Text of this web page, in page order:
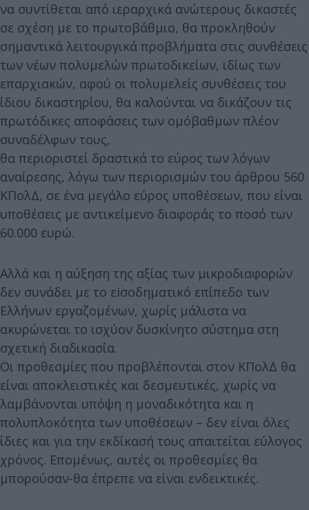
να συντίθεται από ιεραρχικά ανώτερους δικαστές
σε σχέση με το πρωτοβάθμιο, θα προκληθούν
σημαντικά λειτουργικά προβλήματα στις συνθέσεις
των νέων πολυμελών πρωτοδικείων, ιδίως των
επαρχιακών, αφού οι πολυμελείς συνθέσεις του
ίδιου δικαστηρίου, θα καλούνται να δικάζουν τις
πρωτόδικες αποφάσεις των ομόβαθμων πλέον
συναδέλφων τους,
θα περιοριστεί δραστικά το εύρος των λόγων
αναίρεσης, λόγω των περιορισμών του άρθρου 560
ΚΠολΔ, σε ένα μεγάλο εύρος υποθέσεων, που είναι
υποθέσεις με αντικείμενο διαφοράς το ποσό των
60.000 ευρώ.
Αλλά και η αύξηση της αξίας των μικροδιαφορών
δεν συνάδει με το εiσοδηματικό επίπεδο των
Eλλήνων εργαζομένων, χωρίς μάλιστα να
ακυρώνεται το ισχύον δυσκίνητο σύστημα στη
σχετική διαδικασία.
Οι προθεσμίες που προβλέπονται στον ΚΠολΔ θα
είναι αποκλειστικές και δεσμευτικές, χωρίς να
λαμβάνονται υπόψη η μοναδικότητα και η
πολυπλοκότητα των υποθέσεων – δεν είναι όλες
ίδιες και για την εκδίκασή τους απαιτείται εύλογος
χρόνος. Επομένως, αυτές οι προθεσμίες θα
μπορούσαν-θα έπρεπε να είναι ενδεικτικές.